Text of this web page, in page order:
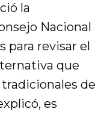
la
Nacional
para revisar el
que
de
es